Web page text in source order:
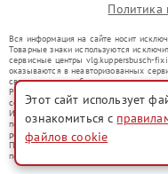
Политика
Вся информация на сайте носит
Товарные знаки используются
сервисные центры vlg.kuppersbusch-
оказываются в неавторизованных
связаны с правообладателями
Ремонт осуществляется для
со статьей 1487 ГК РФ.
Использование товарных знаков не
потребителей в заблуждение, а
ремонту техники указанных брендов.
Представленная на сайте информация
положениями Статьи 437(2)
Этот сайт использует
ознакомиться с
файлов cookie